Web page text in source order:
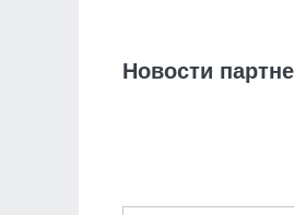
Новости